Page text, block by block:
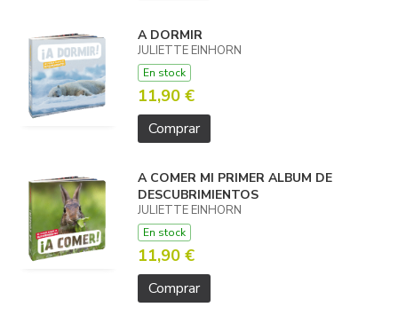
A DORMIR
JULIETTE EINHORN
En stock
11,90 €
Comprar
A COMER MI PRIMER ALBUM DE
DESCUBRIMIENTOS
JULIETTE EINHORN
En stock
11,90 €
Comprar